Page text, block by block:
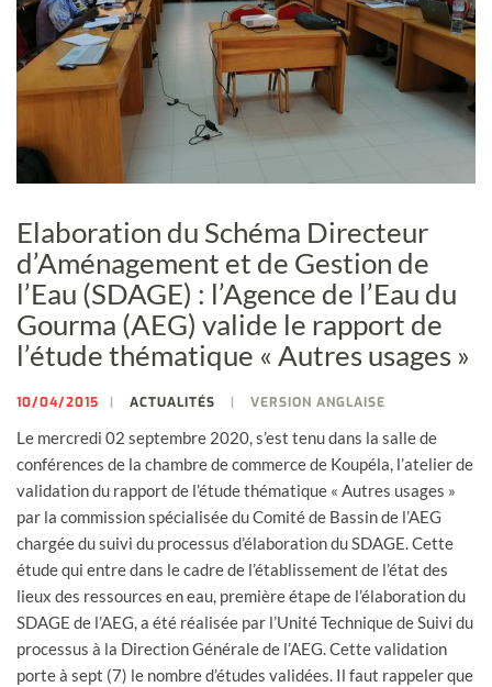
Elaboration du Schéma Directeur
d’Aménagement et de Gestion de
l’Eau (SDAGE) : l’Agence de l’Eau du
Gourma (AEG) valide le rapport de
l’étude thématique « Autres usages »
10/04/2015 ACTUALITÉS VERSION ANGLAISE
Le mercredi 02 septembre 2020, s’est tenu dans la salle de
conférences de la chambre de commerce de Koupéla, l’atelier de
validation du rapport de l’étude thématique « Autres usages »
par la commission spécialisée du Comité de Bassin de l’AEG
chargée du suivi du processus d’élaboration du SDAGE. Cette
étude qui entre dans le cadre de l’établissement de l’état des
lieux des ressources en eau, première étape de l’élaboration du
SDAGE de l’AEG, a été réalisée par l’Unité Technique de Suivi du
processus à la Direction Générale de l’AEG. Cette validation
porte à sept (7) le nombre d’études validées. Il faut rappeler que